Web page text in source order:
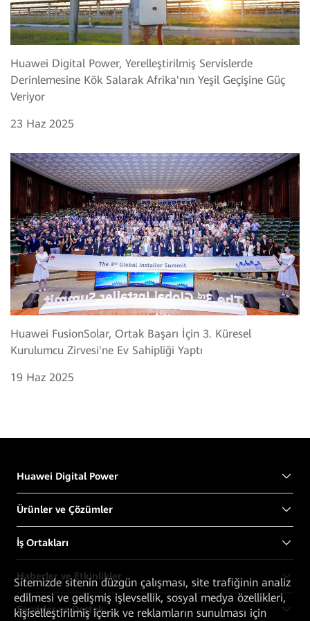
Huawei Digital Power, Yerelleştirilmiş Servislerde
Derinlemesine Kök Salarak Afrika'nın Yeşil Geçişine Güç
Veriyor
23 Haz 2025
Huawei FusionSolar, Ortak Başarı İçin 3. Küresel
Kurulumcu Zirvesi'ne Ev Sahipliği Yaptı
19 Haz 2025
Huawei Digital Power
Ürünler ve Çözümler
İş Ortakları
Haberler ve Etkinlikler
Servisler ve Destek
Sitemizde sitenin düzgün çalışması, site trafiğinin analiz
edilmesi ve gelişmiş işlevsellik, sosyal medya özellikleri,
kişiselleştirilmiş içerik ve reklamların sunulması için